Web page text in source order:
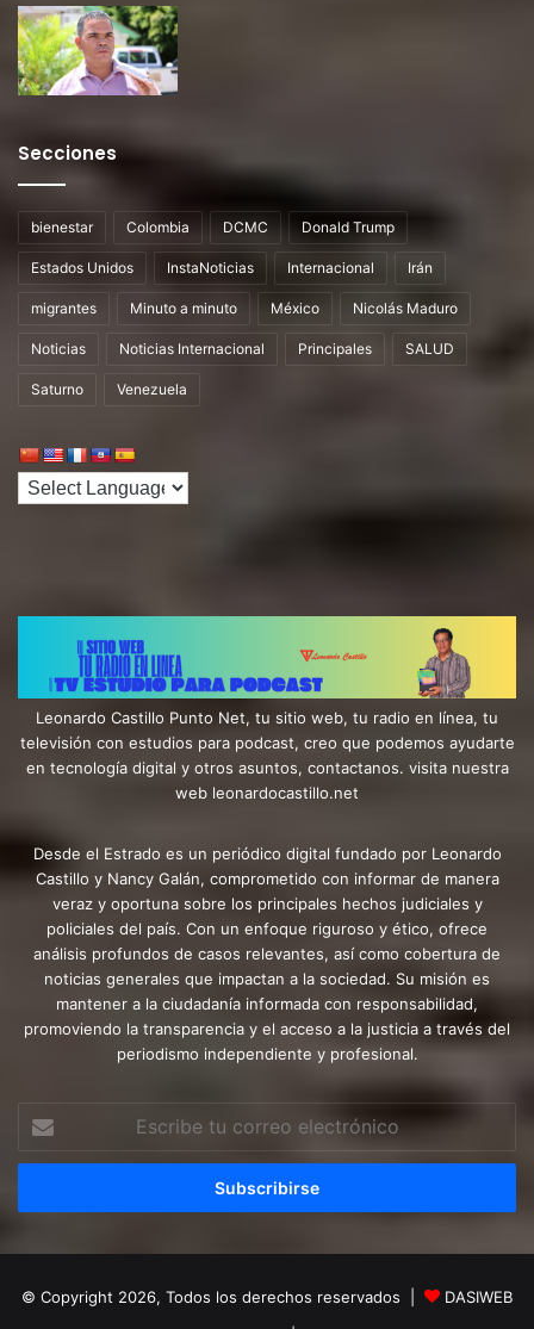
Secciones
bienestar Colombia DCMC Donald Trump
Estados Unidos InstaNoticias Internacional Irán
migrantes Minuto a minuto México Nicolás Maduro
Noticias Noticias Internacional Principales SALUD
Saturno Venezuela
Leonardo Castillo Punto Net, tu sitio web, tu radio en línea, tu
televisión con estudios para podcast, creo que podemos ayudarte
en tecnología digital y otros asuntos, contactanos. visita nuestra
web leonardocastillo.net
Desde el Estrado es un periódico digital fundado por Leonardo
Castillo y Nancy Galán, comprometido con informar de manera
veraz y oportuna sobre los principales hechos judiciales y
policiales del país. Con un enfoque riguroso y ético, ofrece
análisis profundos de casos relevantes, así como cobertura de
noticias generales que impactan a la sociedad. Su misión es
mantener a la ciudadanía informada con responsabilidad,
promoviendo la transparencia y el acceso a la justicia a través del
periodismo independiente y profesional.
correo
© Copyright 2026, Todos los derechos reservados |
DASIWEB